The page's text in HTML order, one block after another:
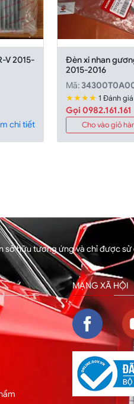
V 2015-
chi tiết
Đèn xi nhan
2015-2016
Mã:
★★★★ 1 Đánh giá
Gọi 0982.161.161
Cho vào giỏ
sở hữu tương ứng và chỉ được
MẠNG XÃ HỘI